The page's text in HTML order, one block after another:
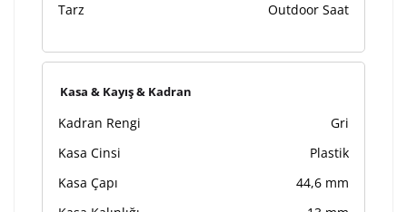
Tarz
Outdoor Saat
Kasa & Kayış & Kadran
Kadran Rengi
Gri
Kasa Cinsi
Plastik
Kasa Çapı
44,6 mm